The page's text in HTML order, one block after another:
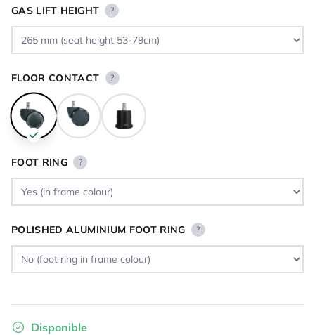
GAS LIFT HEIGHT ?
FLOOR CONTACT ?
FOOT RING ?
POLISHED ALUMINIUM FOOT RING ?
Disponible